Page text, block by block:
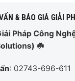
& BÁO GIÁ GIẢI
Pháp Công
☘️
: 02743-696-611